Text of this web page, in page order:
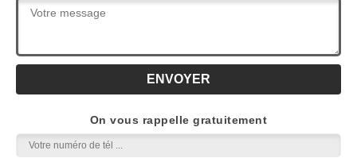
On vous rappelle gratuitement